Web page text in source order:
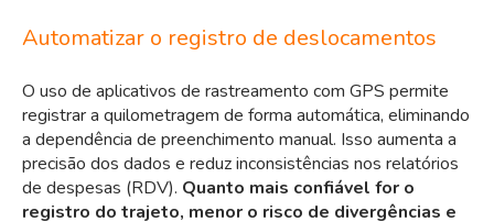
Automatizar o registro de deslocamentos
O uso de aplicativos de rastreamento com GPS permite
registrar a quilometragem de forma automática, eliminando
a dependência de preenchimento manual. Isso aumenta a
precisão dos dados e reduz inconsistências nos relatórios
de despesas (RDV). Quanto mais confiável for o
registro do trajeto, menor o risco de divergências e